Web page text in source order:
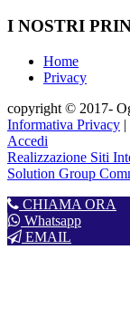
I NOSTRI
Home
Privacy
copyright © 2017-
Informativa Privacy |
Accedi
Realizzazione Siti
Solution Group
CHIAMA ORA
Whatsapp
EMAIL